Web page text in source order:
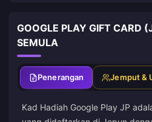
GOOGLE PLAY GIFT CARD
SEMULA
Penerangan Jemput &
Kad Hadiah Google Play JP